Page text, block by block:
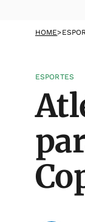
HOME>
ESPORTES